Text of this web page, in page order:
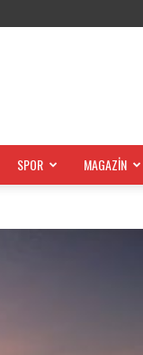
SPOR MAGAZİN